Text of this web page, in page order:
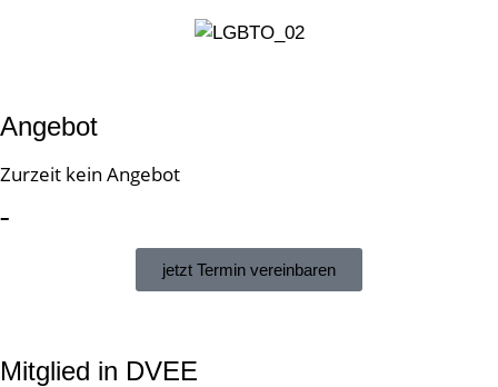
Angebot
Zurzeit kein Angebot
–
jetzt Termin vereinbaren
Mitglied in DVEE